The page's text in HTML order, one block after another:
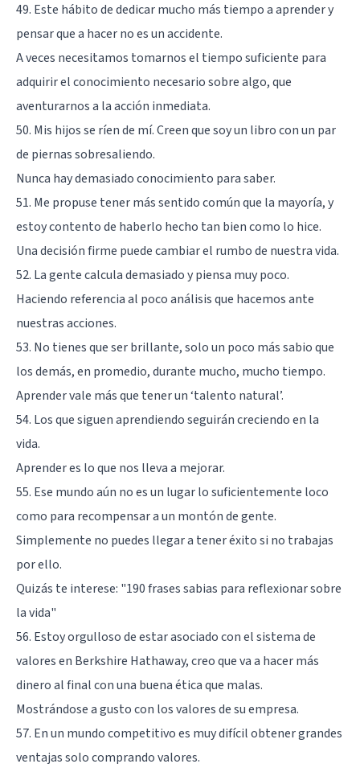
49. Este hábito de dedicar mucho más tiempo a aprender y
pensar que a hacer no es un accidente.
A veces necesitamos tomarnos el tiempo suficiente para
adquirir el conocimiento necesario sobre algo, que
aventurarnos a la acción inmediata.
50. Mis hijos se ríen de mí. Creen que soy un libro con un par
de piernas sobresaliendo.
Nunca hay demasiado conocimiento para saber.
51. Me propuse tener más sentido común que la mayoría, y
estoy contento de haberlo hecho tan bien como lo hice.
Una decisión firme puede cambiar el rumbo de nuestra vida.
52. La gente calcula demasiado y piensa muy poco.
Haciendo referencia al poco análisis que hacemos ante
nuestras acciones.
53. No tienes que ser brillante, solo un poco más sabio que
los demás, en promedio, durante mucho, mucho tiempo.
Aprender vale más que tener un ‘talento natural’.
54. Los que siguen aprendiendo seguirán creciendo en la
vida.
Aprender es lo que nos lleva a mejorar.
55. Ese mundo aún no es un lugar lo suficientemente loco
como para recompensar a un montón de gente.
Simplemente no puedes llegar a tener éxito si no trabajas
por ello.
Quizás te interese: "190 frases sabias para reflexionar sobre
la vida"
56. Estoy orgulloso de estar asociado con el sistema de
valores en Berkshire Hathaway, creo que va a hacer más
dinero al final con una buena ética que malas.
Mostrándose a gusto con los valores de su empresa.
57. En un mundo competitivo es muy difícil obtener grandes
ventajas solo comprando valores.